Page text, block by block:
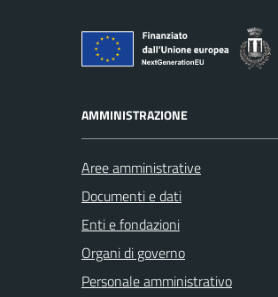
AMMINISTRAZIONE
Aree amministrative
Documenti e dati
Enti e fondazioni
Organi di governo
Personale amministrativo